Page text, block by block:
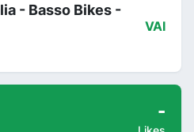
- Basso Bikes -
VAI
-